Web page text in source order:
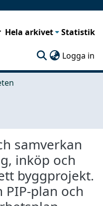
Hela arkivet Statistik
Logga in
samverkan
inköp och
byggprojekt.
PIP-plan och